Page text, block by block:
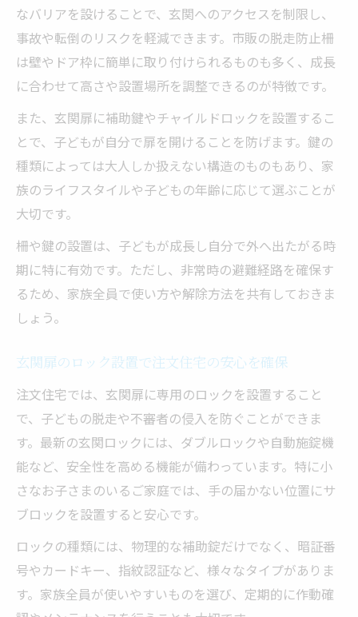
親子の笑顔を守る注文住宅の安全対策集
注文住宅で親子が安心できる安全対策アイ
デア
家庭内事故を減らすための注文住宅の工夫
子供にとって危険な場所を先回りして防ぐ
設計
安全な収納と家具配置で快適な暮らしを実
現
なバリアを設けることで、玄関へのアクセスを制限し、
事故や転倒のリスクを軽減できます。市販の脱走防止柵
は壁やドア枠に簡単に取り付けられるものも多く、成長
に合わせて高さや設置場所を調整できるのが特徴です。
また、玄関扉に補助鍵やチャイルドロックを設置するこ
とで、子どもが自分で扉を開けることを防げます。鍵の
種類によっては大人しか扱えない構造のものもあり、家
族のライフスタイルや子どもの年齢に応じて選ぶことが
大切です。
柵や鍵の設置は、子どもが成長し自分で外へ出たがる時
期に特に有効です。ただし、非常時の避難経路を確保す
るため、家族全員で使い方や解除方法を共有しておきま
しょう。
玄関扉のロック設置で注文住宅の安心を確保
注文住宅では、玄関扉に専用のロックを設置すること
で、子どもの脱走や不審者の侵入を防ぐことができま
す。最新の玄関ロックには、ダブルロックや自動施錠機
能など、安全性を高める機能が備わっています。特に小
さなお子さまのいるご家庭では、手の届かない位置にサ
ブロックを設置すると安心です。
ロックの種類には、物理的な補助錠だけでなく、暗証番
号やカードキー、指紋認証など、様々なタイプがありま
す。家族全員が使いやすいものを選び、定期的に作動確